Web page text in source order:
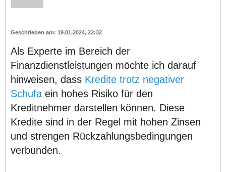
19.01.2024, 22:32
Als Experte im Bereich der
Finanzdienstleistungen möchte ich darauf
hinweisen, dass Kredite trotz negativer
Schufa ein hohes Risiko für den
Kreditnehmer darstellen können. Diese
Kredite sind in der Regel mit hohen Zinsen
und strengen Rückzahlungsbedingungen
verbunden.